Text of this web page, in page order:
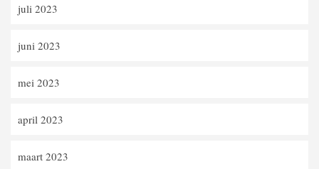
juli 2023
juni 2023
mei 2023
april 2023
maart 2023